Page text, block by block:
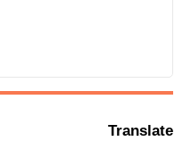
Translate